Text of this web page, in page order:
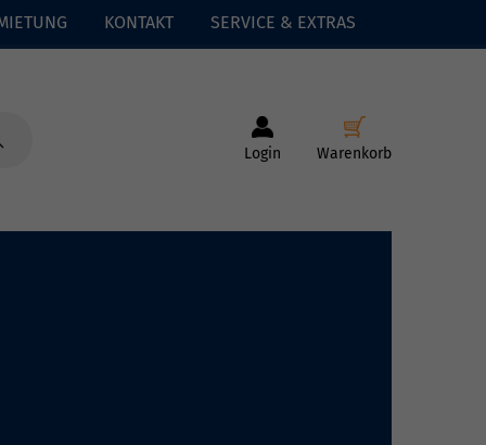
KONTAKT SERVICE & EXTRAS
Login Warenkorb